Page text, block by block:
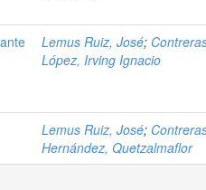
Lemus Ruiz, José;
López, Irving Ignacio
Lemus Ruiz, José;
Hernández, Quetzalmaflor